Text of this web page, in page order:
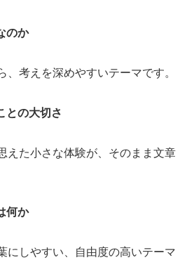
のか
、考えを深めやすいテーマです。
との大切さ
えた小さな体験が、そのまま文章
何か
にしやすい、自由度の高いテーマ